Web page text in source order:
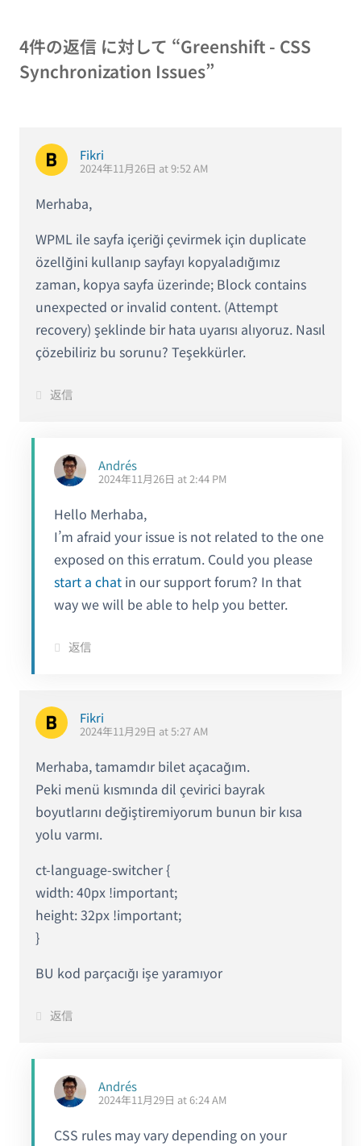
4件の返信 に対して “Greenshift - CSS
Synchronization Issues”
Fikri
2024年11月26日 at 9:52 AM
Merhaba,
WPML ile sayfa içeriği çevirmek için duplicate
özellğini kullanıp sayfayı kopyaladığımız
zaman, kopya sayfa üzerinde; Block contains
unexpected or invalid content. (Attempt
recovery) şeklinde bir hata uyarısı alıyoruz. Nasıl
çözebiliriz bu sorunu? Teşekkürler.
返信
Andrés
2024年11月26日 at 2:44 PM
Hello Merhaba,
I’m afraid your issue is not related to the one
exposed on this erratum. Could you please
start a chat in our support forum? In that
way we will be able to help you better.
返信
Fikri
2024年11月29日 at 5:27 AM
Merhaba, tamamdır bilet açacağım.
Peki menü kısmında dil çevirici bayrak
boyutlarını değiştiremiyorum bunun bir kısa
yolu varmı.
ct-language-switcher {
width: 40px !important;
height: 32px !important;
}
BU kod parçacığı işe yaramıyor
返信
Andrés
2024年11月29日 at 6:24 AM
CSS rules may vary depending on your